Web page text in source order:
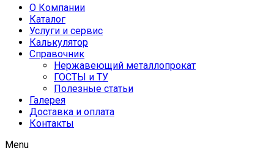
О Компании
Каталог
Услуги и сервис
Калькулятор
Справочник
Нержавеющий металлопрокат
ГОСТЫ и ТУ
Полезные статьи
Галерея
Доставка и оплата
Контакты
Menu